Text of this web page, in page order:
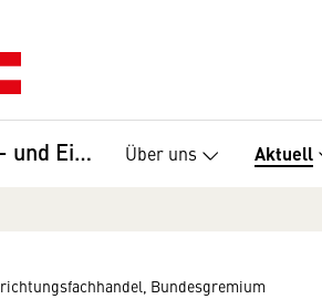
Elektro- und Einrichtungsfachhandel, Bundesgremium Über uns Aktuell
Bundesgremium